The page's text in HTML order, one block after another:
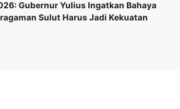
Gubernur Yulius Ingatkan Bahaya
Sulut Harus Jadi Kekuatan